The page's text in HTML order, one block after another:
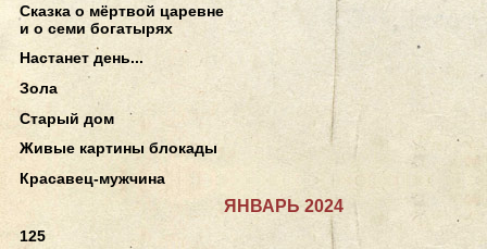
Сказка о мёртвой царевне
и о семи богатырях
Настанет день...
Зола
Старый дом
Живые картины блокады
Красавец-мужчина
ЯНВАРЬ 2024
125